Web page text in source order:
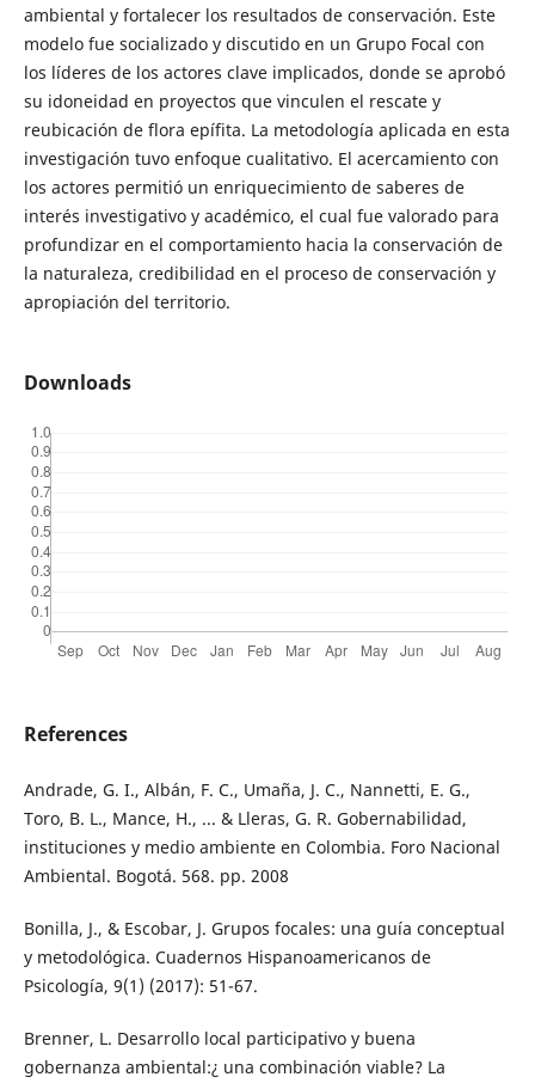
ambiental y fortalecer los resultados de conservación. Este
modelo fue socializado y discutido en un Grupo Focal con
los líderes de los actores clave implicados, donde se aprobó
su idoneidad en proyectos que vinculen el rescate y
reubicación de flora epífita. La metodología aplicada en esta
investigación tuvo enfoque cualitativo. El acercamiento con
los actores permitió un enriquecimiento de saberes de
interés investigativo y académico, el cual fue valorado para
profundizar en el comportamiento hacia la conservación de
la naturaleza, credibilidad en el proceso de conservación y
apropiación del territorio.
Downloads
References
Andrade, G. I., Albán, F. C., Umaña, J. C., Nannetti, E. G.,
Toro, B. L., Mance, H., ... & Lleras, G. R. Gobernabilidad,
instituciones y medio ambiente en Colombia. Foro Nacional
Ambiental. Bogotá. 568. pp. 2008
Bonilla, J., & Escobar, J. Grupos focales: una guía conceptual
y metodológica. Cuadernos Hispanoamericanos de
Psicología, 9(1) (2017): 51-67.
Brenner, L. Desarrollo local participativo y buena
gobernanza ambiental:¿ una combinación viable? La